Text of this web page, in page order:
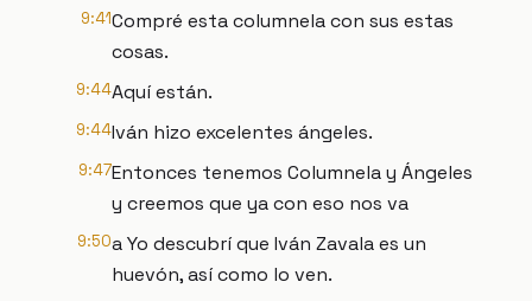
9:41Compré esta columnela con sus estas
cosas.
9:44Aquí están.
9:44Iván hizo excelentes ángeles.
9:47Entonces tenemos Columnela y Ángeles
y creemos que ya con eso nos va
9:50a Yo descubrí que Iván Zavala es un
huevón, así como lo ven.